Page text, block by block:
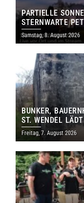
PARTIELLE
STERNWARTE
IHRE TORE
Samstag, 8. August 2026
BUNKER,
ST. WENDEL
DENKMALS EIN
Freitag, 7. August 2026